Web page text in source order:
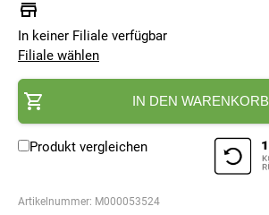
In keiner Filiale verfügbar
Filiale wählen
IN DEN WARENKORB
Produkt vergleichen
Artikelnummer: M000053524